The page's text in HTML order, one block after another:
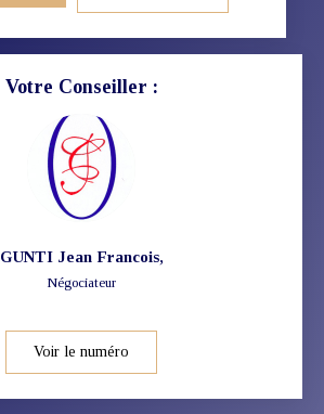
Votre Conseiller :
GUNTI Jean Francois,
Négociateur
Voir le numéro